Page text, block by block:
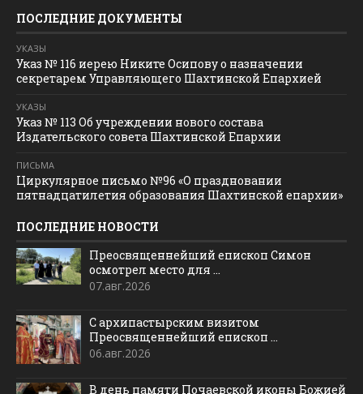
ПОСЛЕДНИЕ ДОКУМЕНТЫ
УКАЗЫ
Указ № 116 иерею Никите Осипову о назначении
секретарем Управляющего Шахтинской Епархией
УКАЗЫ
Указ № 113 Об учреждении нового состава
Издательского совета Шахтинской Епархии
ПИСЬМА
Циркулярное письмо №96 «О праздновании
пятнадцатилетия образования Шахтинской епархии»
ПОСЛЕДНИЕ НОВОСТИ
Преосвященнейший епископ Симон
осмотрел место для ...
07.авг.2026
С архипастырским визитом
Преосвященнейший епископ ...
06.авг.2026
В день памяти Почаевской иконы Божией